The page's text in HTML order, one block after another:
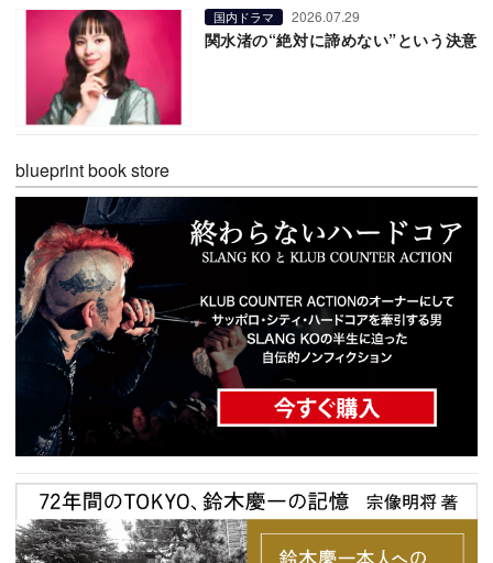
国内ドラマ 2026.07.29
関水渚の“絶対に諦めない”という決意
blueprint book store